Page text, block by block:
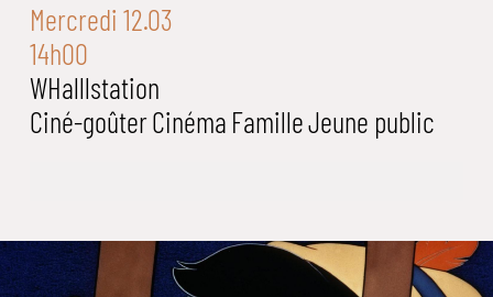
Mercredi 12.03
14h00
WHalllstation
Ciné-goûterCinéma FamilleJeune public